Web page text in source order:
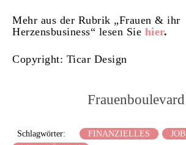
Mehr aus der Rubrik „Frauen & ihr
Herzensbusiness“ lesen Sie hier.
Copyright: Ticar Design
Frauenboulevard
Schlagwörter: FINANZIELLES JOB